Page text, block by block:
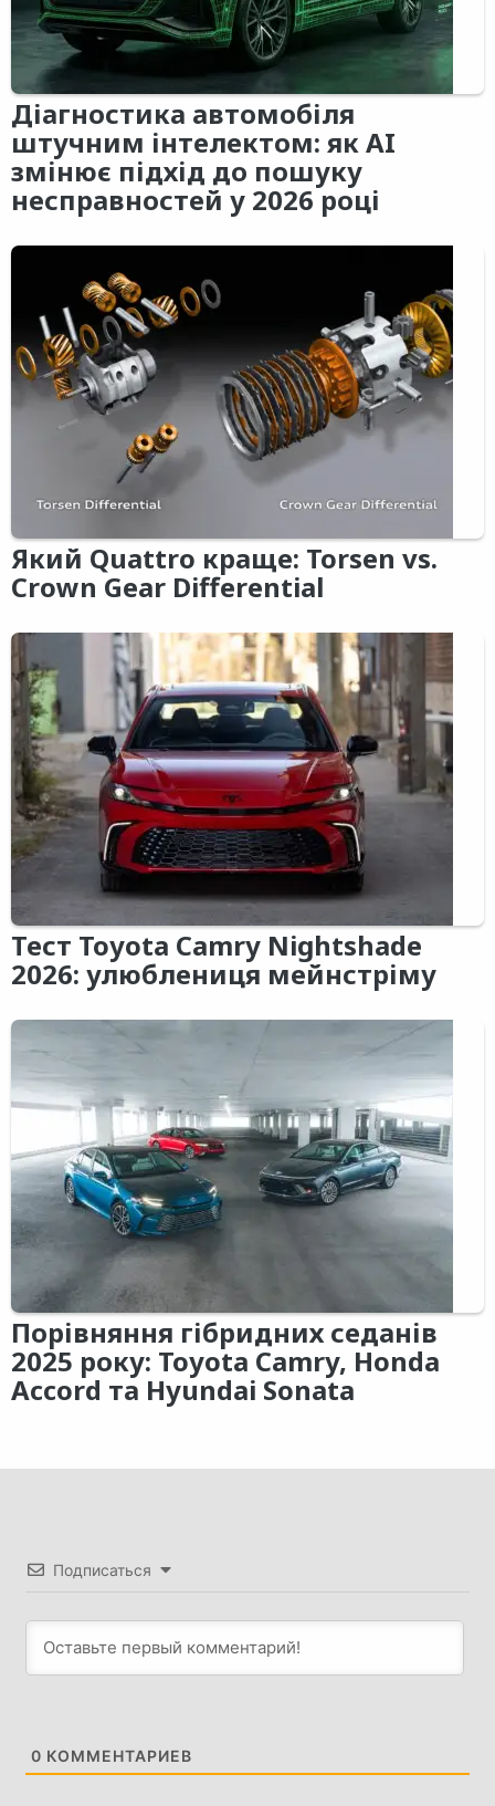
Діагностика автомобіля
штучним інтелектом: як AI
змінює підхід до пошуку
несправностей у 2026 році
Який Quattro краще: Torsen vs.
Crown Gear Differential
Тест Toyota Camry Nightshade
2026: улюблениця мейнстріму
Порівняння гібридних седанів
2025 року: Toyota Camry, Honda
Accord та Hyundai Sonata
Подписаться
0 КОММЕНТАРИЕВ